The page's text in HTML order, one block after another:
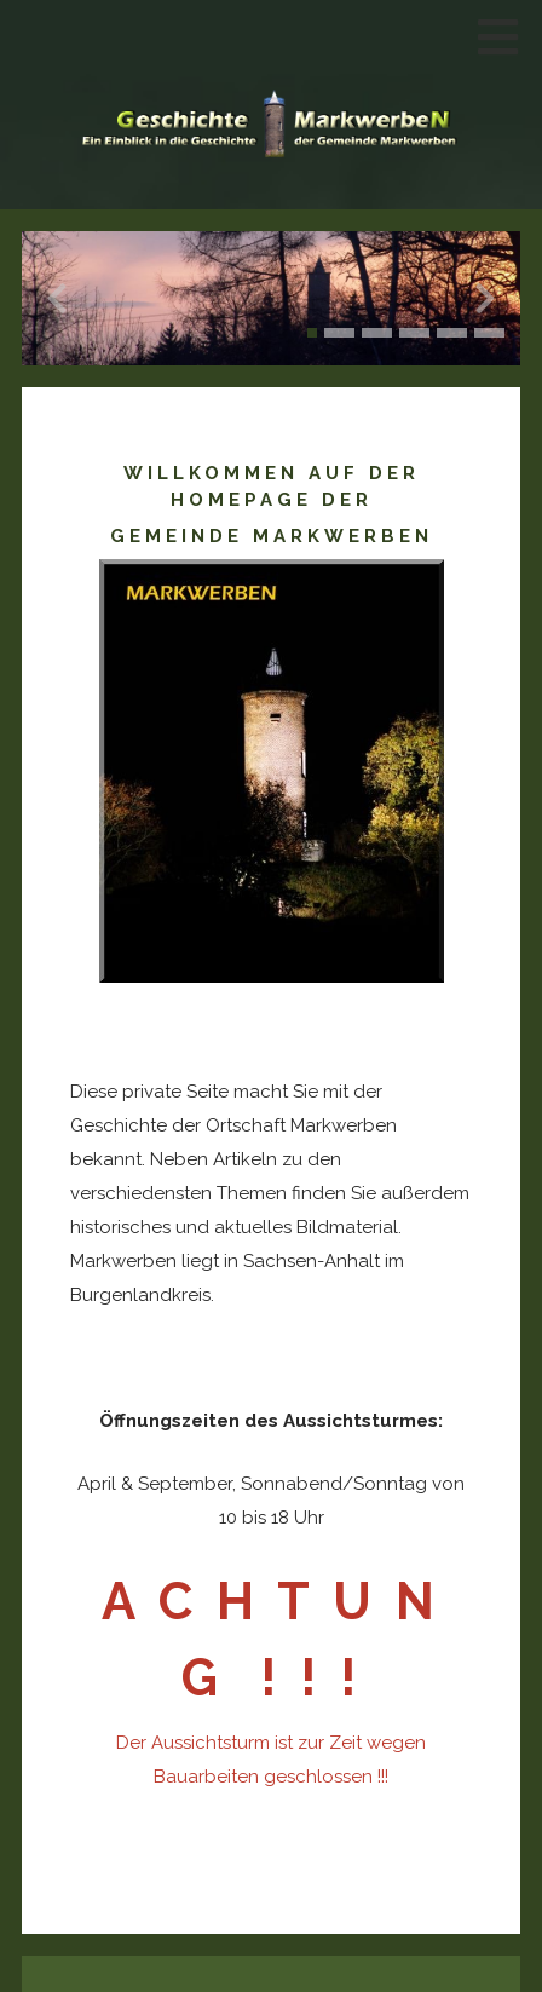
WILLKOMMEN AUF DER
HOMEPAGE DER
GEMEINDE MARKWERBEN
Diese private Seite macht Sie mit der
Geschichte der Ortschaft Markwerben
bekannt. Neben Artikeln zu den
verschiedensten Themen finden Sie außerdem
historisches und aktuelles Bildmaterial.
Markwerben liegt in Sachsen-Anhalt im
Burgenlandkreis.
Öffnungszeiten des Aussichtsturmes:
April & September, Sonnabend/Sonntag von
10 bis 18 Uhr
A C H T U N
G ! ! !
Der Aussichtsturm ist zur Zeit wegen
Bauarbeiten geschlossen !!!